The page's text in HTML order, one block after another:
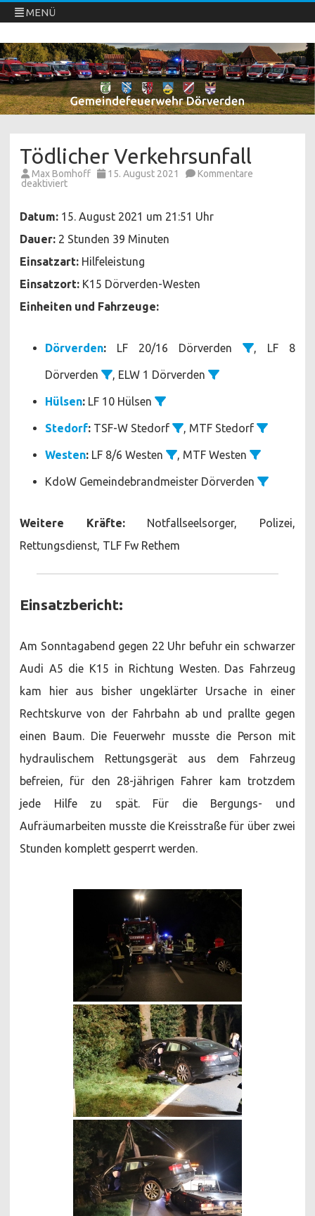
MENÜ
Freiwillige Feuerwehren Dörverden
Direkt
zum
Inhalt
springen
Tödlicher Verkehrsunfall
Max Bomhoff 15. August 2021
Kommentare
deaktiviertfür
Datum: 15. August 2021 um 21:51 Uhr
Dauer: 2 Stunden 39 Minuten
Einsatzart: Hilfeleistung
Einsatzort: K15 Dörverden-Westen
Einheiten und Fahrzeuge:
Dörverden: LF 20/16 Dörverden , LF 8
Dörverden , ELW 1 Dörverden
Hülsen: LF 10 Hülsen
Stedorf: TSF-W Stedorf , MTF Stedorf
Westen: LF 8/6 Westen , MTF Westen
KdoW Gemeindebrandmeister Dörverden
Weitere Kräfte:Notfallseelsorger, Polizei,
Rettungsdienst, TLF Fw Rethem
Einsatzbericht:
Am Sonntagabend gegen 22 Uhr befuhr ein schwarzer
Audi A5 die K15 in Richtung Westen. Das Fahrzeug
kam hier aus bisher ungeklärter Ursache in einer
Rechtskurve von der Fahrbahn ab und prallte gegen
einen Baum. Die Feuerwehr musste die Person mit
hydraulischem Rettungsgerät aus dem Fahrzeug
befreien, für den 28-jährigen Fahrer kam trotzdem
jede Hilfe zu spät. Für die Bergungs- und
Aufräumarbeiten musste die Kreisstraße für über zwei
Stunden komplett gesperrt werden.